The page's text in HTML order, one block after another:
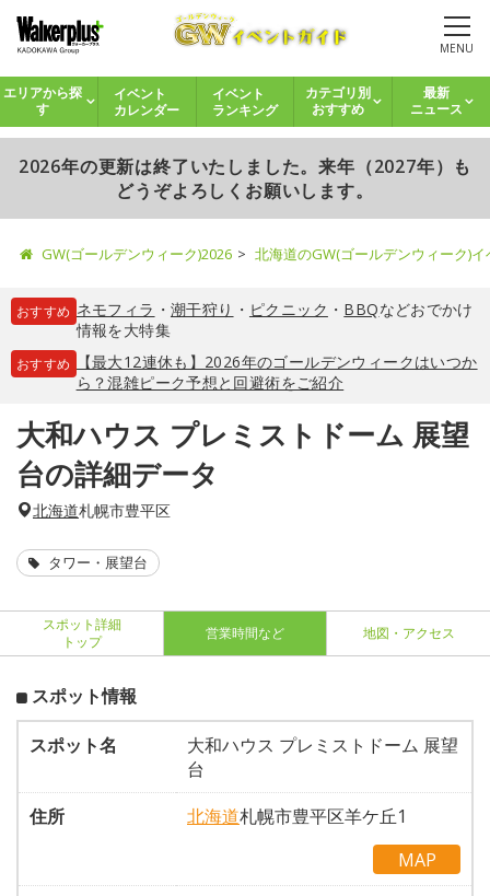
MENU
エリアから探
す
イベント
カレンダー
イベント
ランキング
カテゴリ別
おすすめ
最新
ニュース
2026年の更新は終了いたしました。来年（2027年）も
どうぞよろしくお願いします。
GW(ゴールデンウィーク)2026 北海道のGW(ゴールデンウィーク)
おすすめ ネモフィラ ・ 潮干狩り ・ ピクニック ・ BBQなどおでかけ
情報を大特集
おすすめ
【最大12連休も】2026年のゴールデンウィークはいつか
ら？混雑ピーク予想と回避術をご紹介
大和ハウス プレミストドーム 展望
台の詳細データ
北海道札幌市豊平区
タワー・展望台
スポット詳細
トップ
営業時間など 地図・アクセス
スポット情報
スポット名
大和ハウス プレミストドーム 展望
台
住所
北海道札幌市豊平区羊ケ丘1
MAP